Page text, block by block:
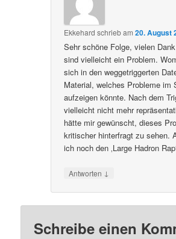
Ekkehard schriebam20. August
Sehr schöne Folge, vielen
sind vielleicht ein Problem.
sich in den weggetriggerten
Material, welches Probleme im
aufzeigen könnte. Nach dem
vielleicht nicht mehr
hätte mir gewünscht, dieses
kritischer hinterfragt zu sehen.
ich noch den ‚Large Hadron
Antworten ↓
Schreibe einen